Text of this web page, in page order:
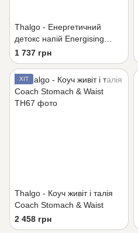
Thalgo - Енергетичний
детокс напій Energising
Detox Shot Spiruline Boost
1 737 грн
ХІТ
Thalgo - Коуч живіт і талія
Coach Stomach & Waist
2 458 грн